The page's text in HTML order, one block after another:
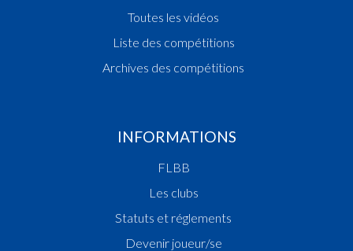
Toutes les vidéos
Liste des compétitions
Archives des compétitions
INFORMATIONS
FLBB
Les clubs
Statuts et réglements
Devenir joueur/se